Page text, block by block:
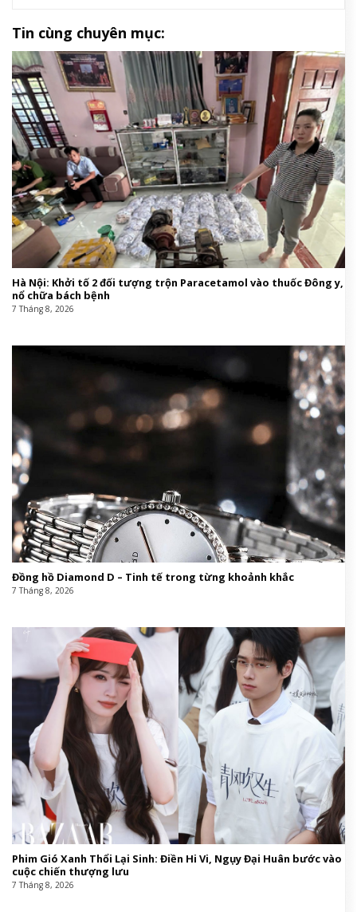
Tin cùng chuyên mục:
Hà Nội: Khởi tố 2 đối tượng trộn Paracetamol vào thuốc Đông y,
nổ chữa bách bệnh
7 Tháng 8, 2026
Đồng hồ Diamond D – Tinh tế trong từng khoảnh khắc
7 Tháng 8, 2026
Phim Gió Xanh Thổi Lại Sinh: Điền Hi Vi, Ngụy Đại Huân bước vào
cuộc chiến thượng lưu
7 Tháng 8, 2026